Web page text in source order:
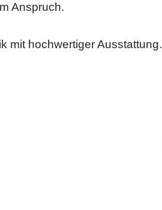
Anspruch.
mit hochwertiger Ausstattung.